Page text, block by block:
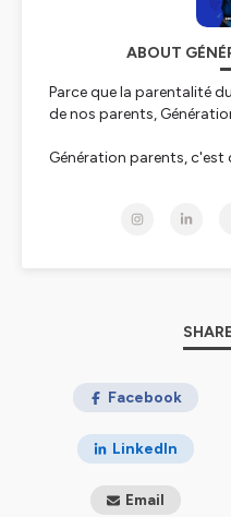
ABOUT
Parce que la parentalité
de nos parents,
Génération parents, c'est
face à la transformation
d'un invité spéciale
Pascal VAN HOORNE –
Amélia Matar– Éducation
–
Emilie Berthet–
SHARE
Facebook
LinkedIn
Email